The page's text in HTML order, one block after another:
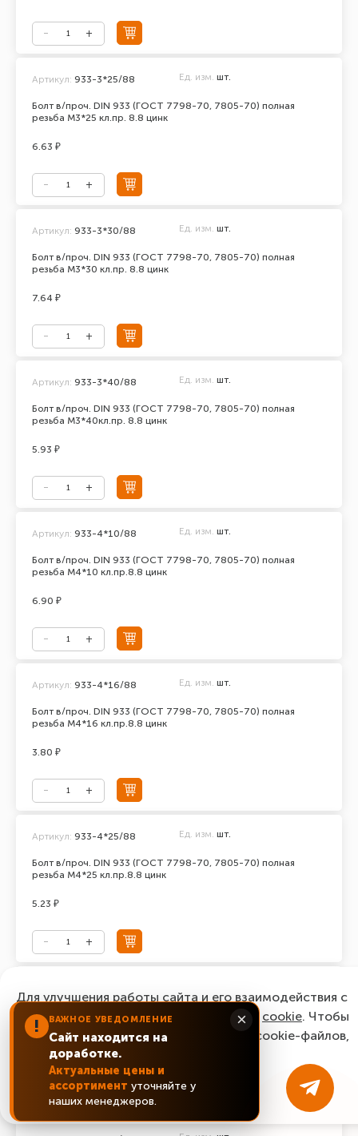
Болт в/проч. DIN 933 (ГОСТ 7798-70, 7805-70) полная
резьба М3*25 кл.пр. 8.8 цинк
Артикул: 933-3*25/88 Ед. изм. шт.
6.63 ₽
Болт в/проч. DIN 933 (ГОСТ 7798-70, 7805-70) полная
резьба М3*30 кл.пр. 8.8 цинк
Артикул: 933-3*30/88 Ед. изм. шт.
7.64 ₽
Болт в/проч. DIN 933 (ГОСТ 7798-70, 7805-70) полная
резьба М3*40кл.пр. 8.8 цинк
Артикул: 933-3*40/88 Ед. изм. шт.
5.93 ₽
Болт в/проч. DIN 933 (ГОСТ 7798-70, 7805-70) полная
резьба М4*10 кл.пр.8.8 цинк
Артикул: 933-4*10/88 Ед. изм. шт.
6.90 ₽
Болт в/проч. DIN 933 (ГОСТ 7798-70, 7805-70) полная
резьба М4*16 кл.пр.8.8 цинк
Артикул: 933-4*16/88 Ед. изм. шт.
3.80 ₽
Болт в/проч. DIN 933 (ГОСТ 7798-70, 7805-70) полная
резьба М4*25 кл.пр.8.8 цинк
Артикул: 933-4*25/88 Ед. изм. шт.
5.23 ₽
Болт в/проч. DIN 933 (ГОСТ 7798-70, 7805-70) полная
резьба М5*10 кл.пр.8.8 цинк
1.27 ₽
! ВАЖНОЕ УВЕДОМЛЕНИЕ
Сайт находится на
доработке.
Актуальные цены и
ассортимент уточняйте у
наших менеджеров.
×
Для улучшения работы сайта и его взаимодействия с
пользователями мы используем файлы cookie. Чтобы
согласиться с нашим использованием cookie-файлов,
нажмите “Ок, понятно!”
ОК, понятно!